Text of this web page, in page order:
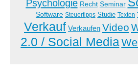
Psychologie Recht Seminar
Software Steuertipps Studie Texten
Verkauf Verkaufen Video
2.0 / Social Media